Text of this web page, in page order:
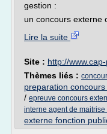
gestion :
un concours externe
Lire la suite
Site : http://
Thèmes liés :
preparation
/ epreuve concours
interne agent de
externe fonction